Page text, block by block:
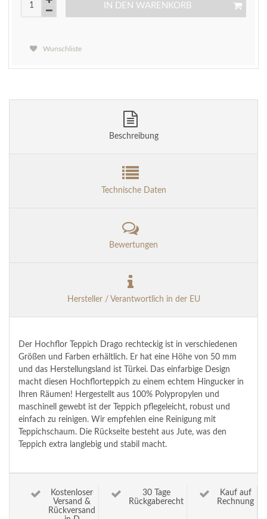
IN DEN WARENKORB
Wunschliste
Beschreibung
Technische Daten
Bewertungen
Hersteller / Verantwortlich in der EU
Der Hochflor Teppich Drago rechteckig ist in verschiedenen
Größen und Farben erhältlich. Er hat eine Höhe von 50 mm
und das Herstellungsland ist Türkei. Das einfarbige Design
macht diesen Hochflorteppich zu einem echtem Hingucker in
Ihren Räumen! Hergestellt aus 100% Polypropylen und
maschinell gewebt ist der Teppich pflegeleicht, robust und
einfach zu reinigen. Wir empfehlen eine Reinigung mit
Teppichschaum. Die Rückseite besteht aus Jute, was den
Teppich extra langlebig und stabil macht.
Kostenloser
Versand &
Rückversand
30 Tage
Rückgaberecht
Kauf auf
Rechnung